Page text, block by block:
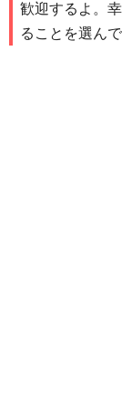
歓迎するよ。
ることを選ん